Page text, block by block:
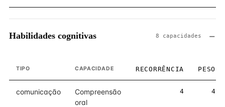
Habilidades cognitivas 8 capacidades
TIPO CAPACIDADE RECORRÊNCIA PESO
comunicação
Compreensão
oral
4 4